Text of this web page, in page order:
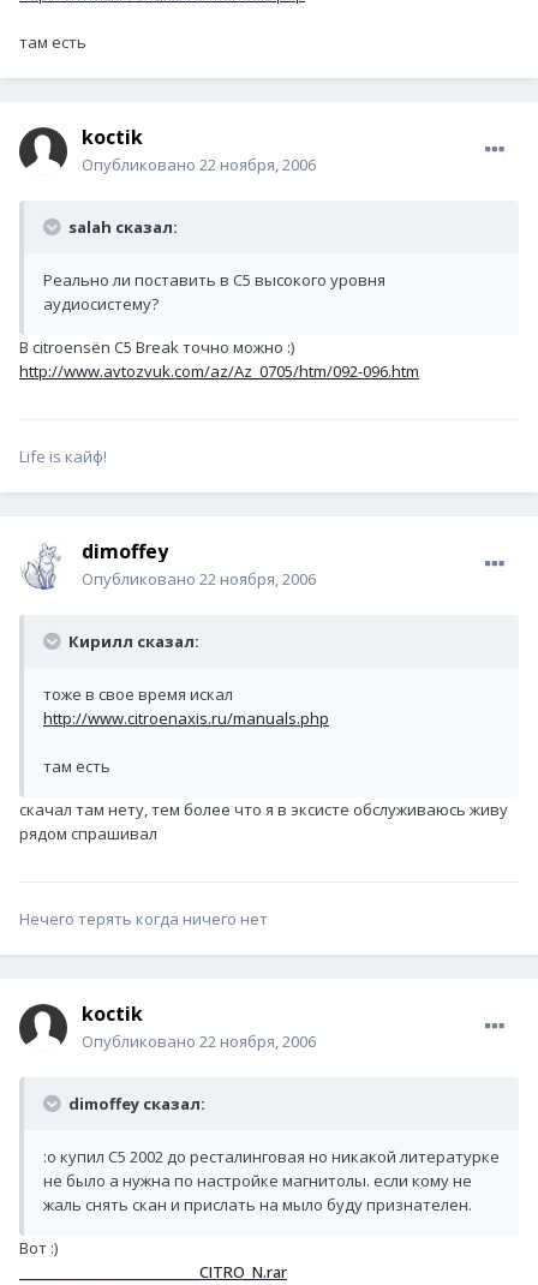
там есть
koctik
Опубликовано 22 ноября, 2006
salah сказал:
Реально ли поставить в C5 высокого уровня
аудиосистему?
В citroensёn C5 Break точно можно :)
http://www.avtozvuk.com/az/Az_0705/htm/092-096.htm
Life is кайф!
dimoffey
Опубликовано 22 ноября, 2006
Кирилл сказал:
тоже в свое время искал
http://www.citroenaxis.ru/manuals.php
там есть
скачал там нету, тем более что я в эксисте обслуживаюсь живу
рядом спрашивал
Нечего терять когда ничего нет
koctik
Опубликовано 22 ноября, 2006
dimoffey сказал:
:o купил С5 2002 до ресталинговая но никакой литературке
не было а нужна по настройке магнитолы. если кому не
жаль снять скан и прислать на мыло буду признателен.
Вот :)
_________________________CITRO_N.rar